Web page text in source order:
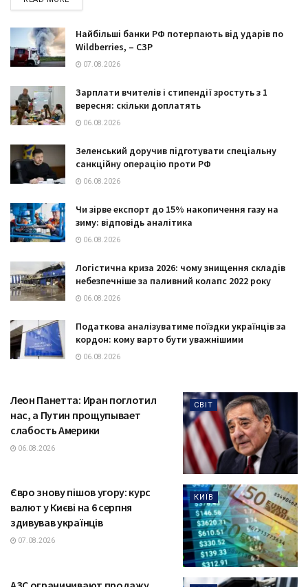
Найбільші банки РФ потерпають від ударів по
Wildberries, – СЗР
07.08.2026
Зарплати вчителів і стипендії зростуть з 1
вересня: скільки доплатять
06.08.2026
Зеленський доручив підготувати спеціальну
санкційну операцію проти РФ
06.08.2026
Чи зірве експорт до 15% накопичення газу на
зиму: відповідь аналітика
06.08.2026
Логістична криза 2026: чому знищення складів
небезпечніше за паливний колапс 2022 року
06.08.2026
Податкова аналізуватиме поїздки українців за
кордон: кому варто бути уважнішими
06.08.2026
СВІТ
Леон Панетта: Иран поглотил
нас, а Путин прощупывает
слабость Америки
06.08.2026
КИЇВ
Євро знову пішов угору: курс
валют у Києві на 6 серпня
здивував українців
07.08.2026